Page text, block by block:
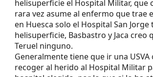
helisuperficie el Hospital Militar, que
rara vez asume al enfermo que trae
en Huesca solo el Hospital San Jorge
helisuperficie, Basbastro y Jaca creo
Teruel ninguno.
Generalmente tiene que ir una USVA
recoger al herido al Hospital Militar